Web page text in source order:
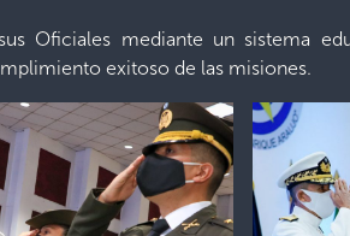
Oficiales mediante un sistema
exitoso de las misiones.